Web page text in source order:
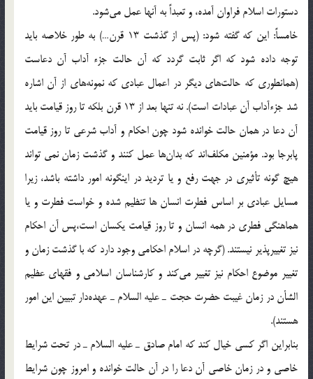
دستورات اسلام فراوان آمده، و تعبداً به آنها عمل مي‌شود.
خامساً: اين كه گفته شود: (پس از گذشت 13 قرن…) به طور خلاصه بايد
توجه داده شود كه اگر ثابت گردد كه آن حالت جزء آداب آن دعاست
(همانطوري كه حالت‌هاي ديگر در اعمال عبادي كه نمونه‌هاي از آن اشاره
شد جزء‌آداب آن عبادات است). نه تنها بعد از 13 قرن بلكه تا روز قيامت بايد
آن دعا در همان حالت خوانده شود چون احكام و آداب شرعي تا روز قيامت
پابرجا بود. مؤمنين مكلف‌اند كه بدان‌ها عمل كنند و گذشت زمان نمي تواند
هيچ گونه تأثيري در جهت رفع و يا ترديد در اينگونه امور داشته باشد، زيرا
مسايل عبادي بر اساس فطرت انسان ها تنظيم شده و خواست فطرت و يا
هماهنگي فطري در همه انسان و تا روز قيامت يكسان است،‌پس آن احكام
نيز تغييرپذير نيستند. (گرچه در اسلام احكامي وجود دارد كه با گذشت زمان و
تغيير موضوع احكام نيز تغيير مي‌كند و كارشناسان اسلامي و فقهاي عظيم
الشأن در زمان غيبت حضرت حجت ـ عليه السلام ـ عهده‌دار تبيين اين امور
هستند).
بنابراين اگر کسي خيال کند كه امام صادق ـ عليه السلام ـ در تحت شرايط
خاصي و در زمان خاصي آن دعا را در آن حالت خوانده و امروز چون شرايط